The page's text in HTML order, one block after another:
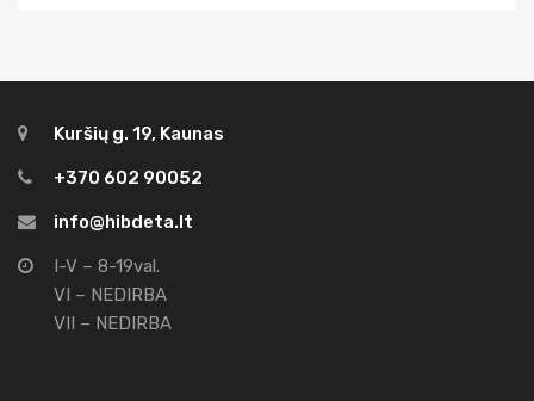
Kuršių g. 19, Kaunas
+370 602 90052
info@hibdeta.lt
I-V – 8-19val.
VI – NEDIRBA
VII – NEDIRBA